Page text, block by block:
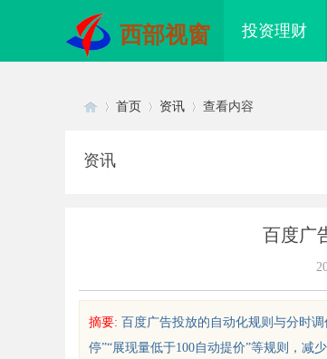
西部视窗 投资理财
首页 资讯 查看内容
资讯
百度广
摘要: 百度广告投放的自动化规则与分时
停”“展现量低于100自动提价”等规则，减